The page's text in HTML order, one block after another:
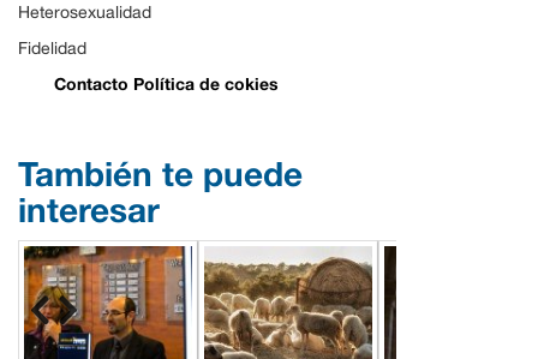
Heterosexualidad
Fidelidad
Contacto Política de cokies
También te puede
interesar